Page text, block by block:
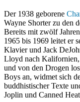
Der 1938 geborene
Wayne Shorter zu den
Bereits mit zwölf
1965 bis 1969 leitet er
Klavier und Jack
Lloyd nach Kalifornien,
und von den Drogen
Boys an, widmet sich
buddhistischer Texte
Joplin und Canned